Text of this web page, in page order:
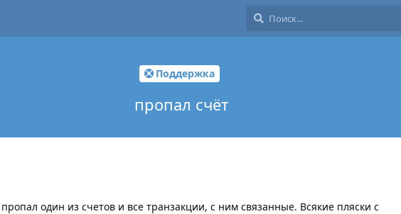
Поддержка
пропал счёт
один из счетов и все транзакции, с ним связанные. Всякие пляски с